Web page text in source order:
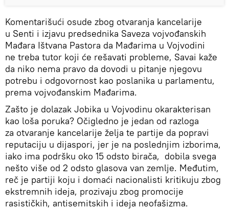
Komentarišući osude zbog otvaranja kancelarije
u Senti i izjavu predsednika Saveza vojvođanskih
Mađara Ištvana Pastora da Mađarima u Vojvodini
ne treba tutor koji će rešavati probleme, Savai kaže
da niko nema pravo da dovodi u pitanje njegovu
potrebu i odgovornost kao poslanika u parlamentu,
prema vojvođanskim Mađarima.
Zašto je dolazak Jobika u Vojvodinu okarakterisan
kao loša poruka? Očigledno je jedan od razloga
za otvaranje kancelarije želja te partije da popravi
reputaciju u dijaspori, jer je na poslednjim izborima,
iako ima podršku oko 15 odsto birača, dobila svega
nešto više od 2 odsto glasova van zemlje. Međutim,
reč je partiji koju i domaći nacionalisti kritikuju zbog
ekstremnih ideja, prozivaju zbog promocije
rasističkih, antisemitskih i ideja neofašizma.